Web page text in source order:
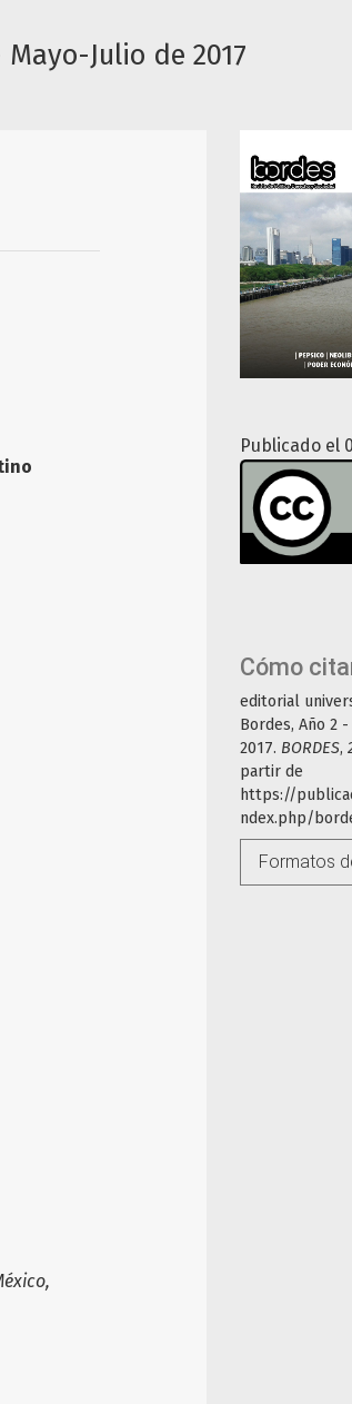
Julio de 2017
Publicado el
Cómo
editorial
Bordes, Año 2
2017. BORDES,
partir de
https://
ndex.php/
Formatos